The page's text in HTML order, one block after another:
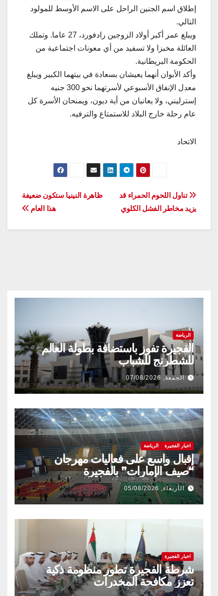
إطلاق اسم الجنين الراحل على الاسم الأوسط للمولود
التالي.
ويبلغ عمر أكبر أولاد الزوجين رادفورد، 27 عاما. وتملك
العائلة مخبزا ولا تسفيد من أي معونات اجتماعية من
الحكومة البريطانية.
وأكد الأبوان أنهما يعيشان بسعادة في بيتهما الكبير ويبلغ
معدل الإنفاق الأسبوعي لأسرتهما نحو 300 جنيه
إسترليني، ولا يعانيان من أية ديون، ويمنحان الأسرة كل
عام رحلة خارج البلاد للاستمتاع والترفيه.
الاتحاد
تصفّح
المقالات
ظاهرة النينيا ستكون ضعيفة
هذا العام
تناول اللحوم الحمراء قد
يزيد مخاطر الفشل الكلوي
الرياضة
الفجيرة تفوز باستضافة بطولة العالم
للشطرنج للشباب
الجمعة, 07/08/2026
اخبار الفجيرة الرياضة
إقبال واسع على فعاليات مهرجان
“صيف الإمارات” بالفجيرة
الأربعاء, 05/08/2026
اخبار الفجيرة
شرطة الفجيرة تطور منظومة ذكية
تعزز مكافحة المخدرات